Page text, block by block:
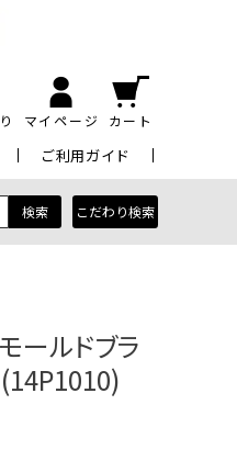
マイページ カート
ご利用ガイド
検索 こだわり検索
ールドブラ